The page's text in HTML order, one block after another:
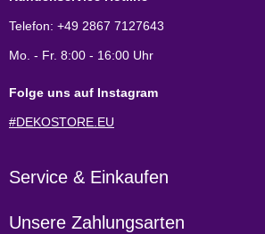
Telefon: +49 2867 7127643
Mo. - Fr. 8:00 - 16:00 Uhr
Folge uns auf Instagram
#DEKOSTORE.EU
Service & Einkaufen
Unsere Zahlungsarten